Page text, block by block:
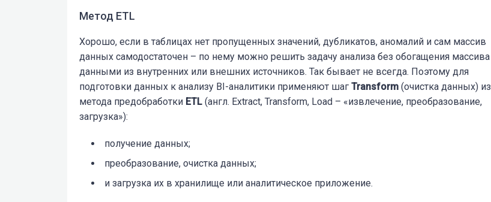
Метод ETL
Хорошо, если в таблицах нет пропущенных значений, дубликатов, аномалий и сам массив
данных самодостаточен – по нему можно решить задачу анализа без обогащения массива
данными из внутренних или внешних источников. Так бывает не всегда. Поэтому для
подготовки данных к анализу BI-аналитики применяют шаг Transform (очистка данных) из
метода предобработки ETL (англ. Extract, Transform, Load – «извлечение, преобразование,
загрузка»):
получение данных;
преобразование, очистка данных;
и загрузка их в хранилище или аналитическое приложение.